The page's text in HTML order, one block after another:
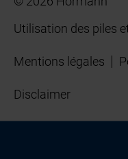
Utilisation des piles
Mentions légales
Disclaimer